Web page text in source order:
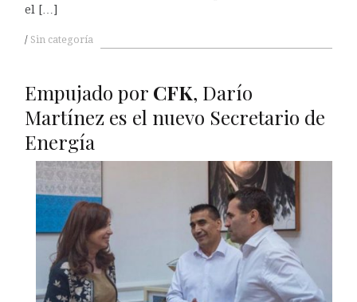
el […]
Sin categoría
Empujado por CFK, Darío
Martínez es el nuevo Secretario de
Energía